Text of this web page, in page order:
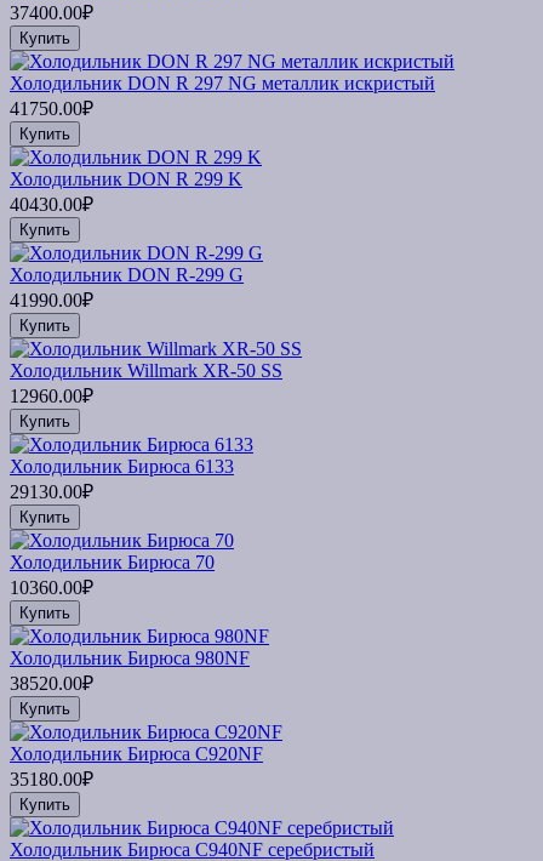
37400.00₽
Купить
Холодильник DON R 297 NG металлик искристый
41750.00₽
Купить
Холодильник DON R 299 K
40430.00₽
Купить
Холодильник DON R-299 G
41990.00₽
Купить
Холодильник Willmark XR-50 SS
12960.00₽
Купить
Холодильник Бирюса 6133
29130.00₽
Купить
Холодильник Бирюса 70
10360.00₽
Купить
Холодильник Бирюса 980NF
38520.00₽
Купить
Холодильник Бирюса C920NF
35180.00₽
Купить
Холодильник Бирюса C940NF серебристый